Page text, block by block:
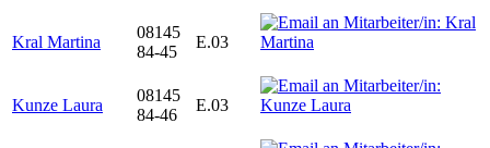
Kral Martina
08145
84-45
E.03
Kunze Laura
08145
84-46
E.03